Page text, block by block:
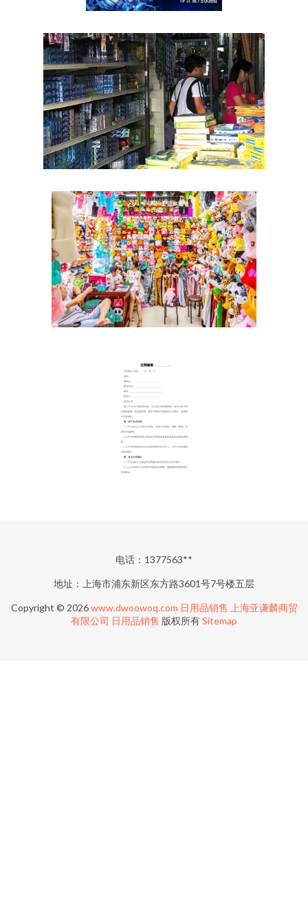
电话：1377563**
地址：上海市浦东新区东方路3601号7号楼五层
Copyright © 2026www.dwoowoq.com 日用品销售
上海亚谦麟商贸
有限公司 日用品销售 版权所有Sitemap